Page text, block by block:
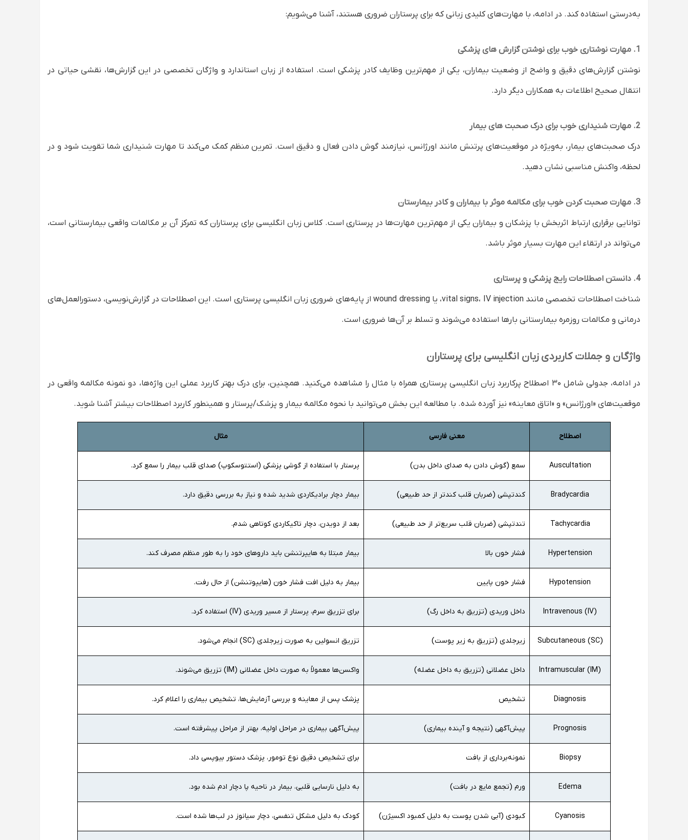
به‌درستی استفاده کند. در ادامه، با مهارت‌های کلیدی زبانی که برای پرستاران ضروری هستند، آشنا می‌شویم:
1. مهارت نوشتاری خوب برای نوشتن گزارش های پزشکی
نوشتن گزارش‌های دقیق و واضح از وضعیت بیماران، یکی از مهم‌ترین وظایف کادر پزشکی است. استفاده از زبان استاندارد و واژگان تخصصی در این گزارش‌ها، نقشی حیاتی در
انتقال صحیح اطلاعات به همکاران دیگر دارد.
2. مهارت شنیداری خوب برای درک صحبت های بیمار
درک صحبت‌های بیمار، به‌ویژه در موقعیت‌های پرتنش مانند اورژانس، نیازمند گوش دادن فعال و دقیق است. تمرین منظم کمک می‌کند تا مهارت شنیداری شما تقویت شود و در
لحظه، واکنش مناسبی نشان دهید.
3. مهارت صحبت کردن خوب برای مکالمه موثر با بیماران و کادر بیمارستان
توانایی برقراری ارتباط اثربخش با پزشکان و بیماران یکی از مهم‌ترین مهارت‌ها در پرستاری است. کلاس زبان انگلیسی برای پرستاران که تمرکز آن بر مکالمات واقعی بیمارستانی است،
می‌تواند در ارتقاء این مهارت بسیار موثر باشد.
4. دانستن اصطلاحات رایج پزشکی و پرستاری
شناخت اصطلاحات تخصصی مانند vital signs، IV injection، یا wound dressing از پایه‌های ضروری زبان انگلیسی پرستاری است. این اصطلاحات در گزارش‌نویسی، دستورالعمل‌های
درمانی و مکالمات روزمره بیمارستانی بارها استفاده می‌شوند و تسلط بر آن‌ها ضروری است.
واژگان و جملات کاربردی زبان انگلیسی برای پرستاران
در ادامه، جدولی شامل ۳۰ اصطلاح پرکاربرد زبان انگلیسی پرستاری همراه با مثال را مشاهده می‌کنید. همچنین، برای درک بهتر کاربرد عملی این واژه‌ها، دو نمونه مکالمه واقعی در
موقعیت‌های «اورژانس» و «اتاق معاینه» نیز آورده شده‌. با مطالعه این بخش می‌توانید با نحوه مکالمه بیمار و پزشک/پرستار و همینطور کاربرد اصطلاحات بیشتر آشنا شوید.
اصطلاح معنی فارسی مثال
Auscultation سمع (گوش دادن به صدای داخل بدن) پرستار با استفاده از گوشی پزشکی (استتوسکوپ) صدای قلب بیمار را سمع کرد.
Bradycardia کندتپشی (ضربان قلب کندتر از حد طبیعی) بیمار دچار برادیکاردی شدید شده و نیاز به بررسی دقیق دارد.
Tachycardia تندتپشی (ضربان قلب سریع‌تر از حد طبیعی) بعد از دویدن، دچار تاکیکاردی کوتاهی شدم.
Hypertension فشار خون بالا بیمار مبتلا به هایپرتنشن باید داروهای خود را به طور منظم مصرف کند.
Hypotension فشار خون پایین بیمار به دلیل افت فشار خون (هایپوتنشن) از حال رفت.
Intravenous (IV) داخل وریدی (تزریق به داخل رگ) برای تزریق سرم، پرستار از مسیر وریدی (IV) استفاده کرد.
Subcutaneous (SC) زیرجلدی (تزریق به زیر پوست) تزریق انسولین به صورت زیرجلدی (SC) انجام می‌شود.
Intramuscular (IM) داخل عضلانی (تزریق به داخل عضله) واکسن‌ها معمولاً به صورت داخل عضلانی (IM) تزریق می‌شوند.
Diagnosis تشخیص پزشک پس از معاینه و بررسی آزمایش‌ها، تشخیص بیماری را اعلام کرد.
Prognosis پیش‌آگهی (نتیجه و آینده بیماری) پیش‌آگهی بیماری در مراحل اولیه، بهتر از مراحل پیشرفته است.
Biopsy نمونه‌برداری از بافت برای تشخیص دقیق نوع تومور، پزشک دستور بیوپسی داد.
Edema ورم (تجمع مایع در بافت) به دلیل نارسایی قلبی، بیمار در ناحیه پا دچار ادم شده بود.
Cyanosis کبودی (آبی شدن پوست به دلیل کمبود اکسیژن) کودک به دلیل مشکل تنفسی، دچار سیانوز در لب‌ها شده است.